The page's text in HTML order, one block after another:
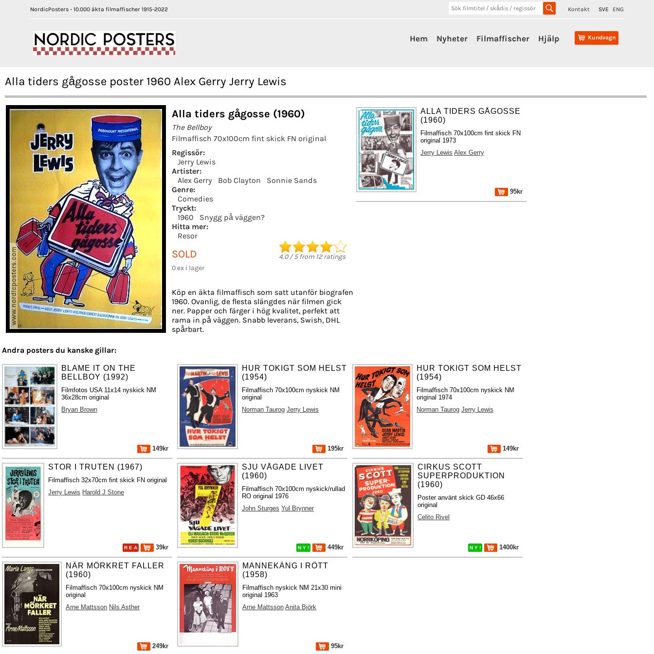
NordicPosters - 10.000 äkta filmaffischer 1915-2022 Kontakt SVE ENG
Kundvagn
Hem Nyheter Filmaffischer Hjälp
Alla tiders gågosse poster 1960 Alex Gerry Jerry Lewis
Alla tiders gågosse (1960)
The Bellboy
Filmaffisch 70x100cm fint skick FN original
Regissör:
Jerry Lewis
Artister:
Alex Gerry
Bob Clayton
Sonnie Sands
Genre:
Comedies
Tryckt:
1960
Snygg på väggen?
Hitta mer:
Resor
SOLD
0 ex i lager
4.0/5from 12ratings
Köp en äkta filmaffisch som satt utanför biografen
1960. Ovanlig, de flesta slängdes när filmen gick
ner. Papper och färger i hög kvalitet, perfekt att
rama in på väggen. Snabb leverans, Swish, DHL
spårbart.
ALLA TIDERS GÅGOSSE
(1960)
Filmaffisch 70x100cm fint skick FN
original 1973
Jerry Lewis Alex Gerry
95kr
Andra posters du kanske gillar:
BLAME IT ON THE
BELLBOY (1992)
Filmfotos USA 11x14 nyskick NM
36x28cm original
Bryan Brown
149kr
HUR TOKIGT SOM HELST
(1954)
Filmaffisch 70x100cm nyskick NM
original
Norman Taurog Jerry Lewis
195kr
HUR TOKIGT SOM HELST
(1954)
Filmaffisch 70x100cm nyskick NM
original 1974
Norman Taurog Jerry Lewis
149kr
STOR I TRUTEN (1967)
Filmaffisch 32x70cm fint skick FN original
Jerry Lewis Harold J Stone
R E A 39kr
SJU VÅGADE LIVET
(1960)
Filmaffisch 70x100cm nyskick/rullad
RO original 1976
John Sturges Yul Brynner
N Y ! 449kr
CIRKUS SCOTT
SUPERPRODUKTION
(1960)
Poster använt skick GD 46x66
original
Celito Rivel
N Y ! 1400kr
NÄR MÖRKRET FALLER
(1960)
Filmaffisch 70x100cm nyskick NM
original
Arne Mattsson Nils Asther
249kr
MANNEKÄNG I RÖTT
(1958)
Filmaffisch nyskick NM 21x30 mini
original 1963
Arne Mattsson Anita Björk
95kr